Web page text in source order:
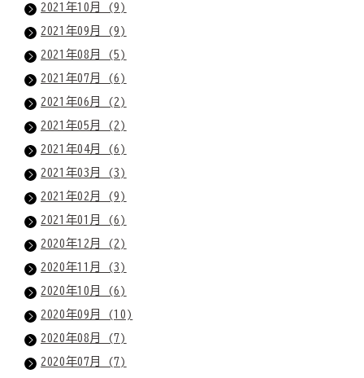
2021年10月 (9)
2021年09月 (9)
2021年08月 (5)
2021年07月 (6)
2021年06月 (2)
2021年05月 (2)
2021年04月 (6)
2021年03月 (3)
2021年02月 (9)
2021年01月 (6)
2020年12月 (2)
2020年11月 (3)
2020年10月 (6)
2020年09月 (10)
2020年08月 (7)
2020年07月 (7)